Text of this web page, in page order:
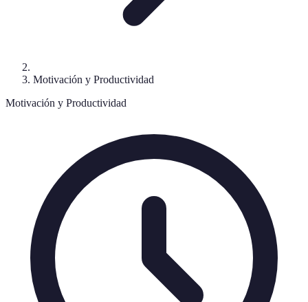
Motivación y Productividad
Motivación y Productividad